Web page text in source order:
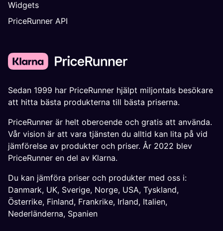
Widgets
PriceRunner API
Sedan 1999 har PriceRunner hjälpt miljontals besökare
att hitta bästa produkterna till bästa priserna.
PriceRunner är helt oberoende och gratis att använda.
Vår vision är att vara tjänsten du alltid kan lita på vid
jämförelse av produkter och priser. År 2022 blev
PriceRunner en del av Klarna.
Du kan jämföra priser och produkter med oss i:
Danmark, UK, Sverige, Norge, USA, Tyskland,
Österrike, Finland, Frankrike, Irland, Italien,
Nederländerna, Spanien